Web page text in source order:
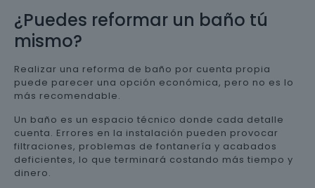
¿Puedes reformar un baño tú
mismo?
Realizar una reforma de baño por cuenta propia
puede parecer una opción económica, pero no es lo
más recomendable.
Un baño es un espacio técnico donde cada detalle
cuenta. Errores en la instalación pueden provocar
filtraciones, problemas de fontanería y acabados
deficientes, lo que terminará costando más tiempo y
dinero.